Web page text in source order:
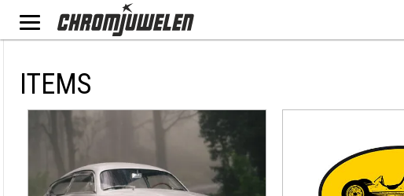
ITEMS